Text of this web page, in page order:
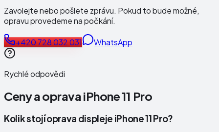
Zavolejte nebo pošlete zprávu. Pokud to bude možné,
opravu provedeme na počkání.
+420 728 032 031 WhatsApp
Rychlé odpovědi
Ceny a opravaiPhone 11 Pro
Kolik stojí oprava displeje iPhone 11 Pro?